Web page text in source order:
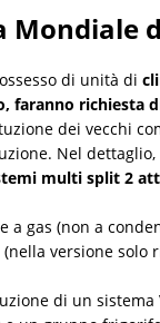
Mondiale
di unità di
faranno richiesta
dei vecchi
Nel
multi split 2
a gas (non a
versione solo
di un sistema